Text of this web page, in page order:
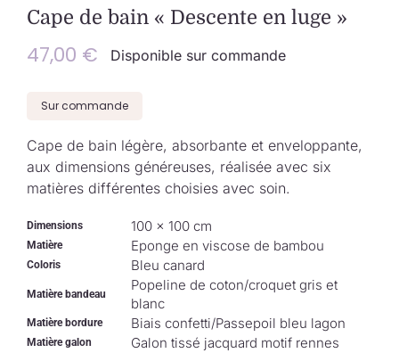
Qui suis-je ?
Panier
Cape de bain « Descente en luge »
47,00 € Disponible sur commande
Sur commande
Cape de bain légère, absorbante et enveloppante,
aux dimensions généreuses, réalisée avec six
matières différentes choisies avec soin.
Dimensions 100 × 100 cm
Matière Eponge en viscose de bambou
Coloris Bleu canard
Matière bandeau
Popeline de coton/croquet gris et
blanc
Matière bordure Biais confetti/Passepoil bleu lagon
Matière galon Galon tissé jacquard motif rennes